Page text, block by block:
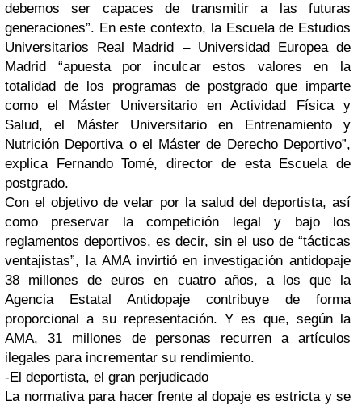
debemos ser capaces de transmitir a las futuras
generaciones”. En este contexto, la Escuela de Estudios
Universitarios Real Madrid – Universidad Europea de
Madrid “apuesta por inculcar estos valores en la
totalidad de los programas de postgrado que imparte
como el Máster Universitario en Actividad Física y
Salud, el Máster Universitario en Entrenamiento y
Nutrición Deportiva o el Máster de Derecho Deportivo”,
explica Fernando Tomé, director de esta Escuela de
postgrado.
Con el objetivo de velar por la salud del deportista, así
como preservar la competición legal y bajo los
reglamentos deportivos, es decir, sin el uso de “tácticas
ventajistas”, la AMA invirtió en investigación antidopaje
38 millones de euros en cuatro años, a los que la
Agencia Estatal Antidopaje contribuye de forma
proporcional a su representación. Y es que, según la
AMA, 31 millones de personas recurren a artículos
ilegales para incrementar su rendimiento.
-El deportista, el gran perjudicado
La normativa para hacer frente al dopaje es estricta y se